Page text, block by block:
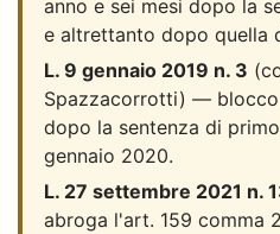
anno e sei mesi dopo la
e altrettanto dopo quella
L. 9 gennaio 2019 n. 3
Spazzacorrotti) —
dopo la sentenza di
gennaio 2020.
L. 27 settembre 2021 n.
abroga l'art. 159 comma